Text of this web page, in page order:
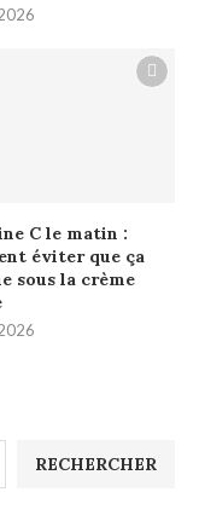
RECHERCHER
C le matin :
éviter que ça
sous la crème